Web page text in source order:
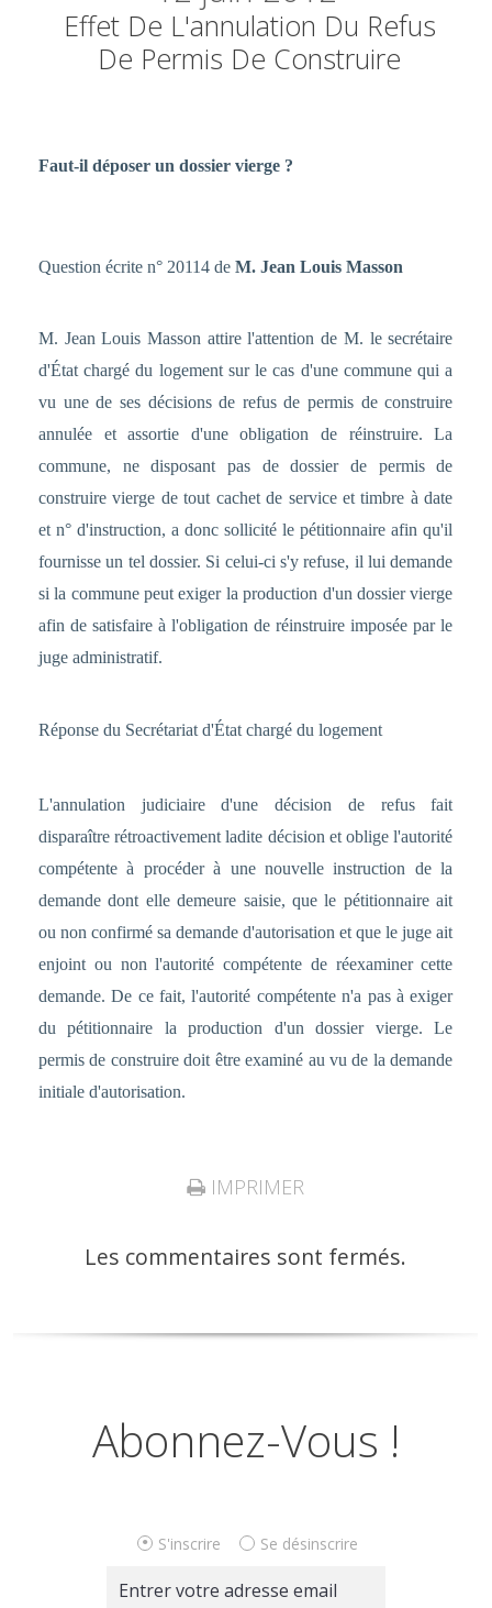
Effet De L'annulation Du Refus
De Permis De Construire
Faut-il déposer un dossier vierge ?
Question écrite n° 20114 de M. Jean Louis Masson
M. Jean Louis Masson attire l'attention de M. le secrétaire
d'État chargé du logement sur le cas d'une commune qui a
vu une de ses décisions de refus de permis de construire
annulée et assortie d'une obligation de réinstruire. La
commune, ne disposant pas de dossier de permis de
construire vierge de tout cachet de service et timbre à date
et n° d'instruction, a donc sollicité le pétitionnaire afin qu'il
fournisse un tel dossier. Si celui-ci s'y refuse, il lui demande
si la commune peut exiger la production d'un dossier vierge
afin de satisfaire à l'obligation de réinstruire imposée par le
juge administratif.
Réponse du Secrétariat d'État chargé du logement
L'annulation judiciaire d'une décision de refus fait
disparaître rétroactivement ladite décision et oblige l'autorité
compétente à procéder à une nouvelle instruction de la
demande dont elle demeure saisie, que le pétitionnaire ait
ou non confirmé sa demande d'autorisation et que le juge ait
enjoint ou non l'autorité compétente de réexaminer cette
demande. De ce fait, l'autorité compétente n'a pas à exiger
du pétitionnaire la production d'un dossier vierge. Le
permis de construire doit être examiné au vu de la demande
initiale d'autorisation.
IMPRIMER
Les commentaires sont fermés.
Abonnez-Vous !
S'inscrire Se désinscrire